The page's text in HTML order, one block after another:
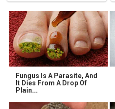
Fungus Is A Parasite, And
It Dies From A Drop Of
Plain...